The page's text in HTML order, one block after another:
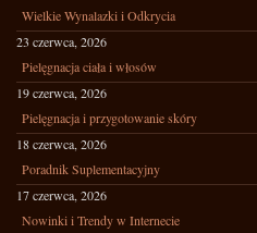
Wielkie Wynalazki i Odkrycia
23 czerwca, 2026
Pielęgnacja ciała i włosów
19 czerwca, 2026
Pielęgnacja i przygotowanie skóry
18 czerwca, 2026
Poradnik Suplementacyjny
17 czerwca, 2026
Nowinki i Trendy w Internecie